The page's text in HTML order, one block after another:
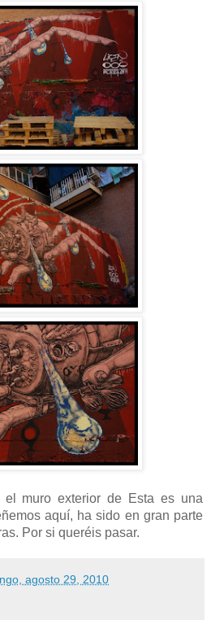
el muro exterior de Esta es una
aquí, ha sido en gran parte
Por si queréis pasar.
agosto 29, 2010